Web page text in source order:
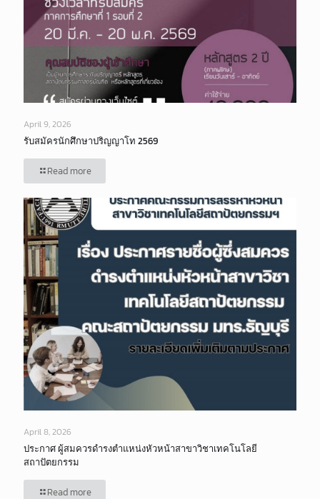
April 9, 2026
รับสมัครนักศึกษาปริญญาโท 2569
Read more
April 8, 2026
ประกาศ ผู้สมควรดำรงตำแหน่งหัวหน้าสาขาวิชาเทคโนโลยี
สถาปัตยกรรม
Read more